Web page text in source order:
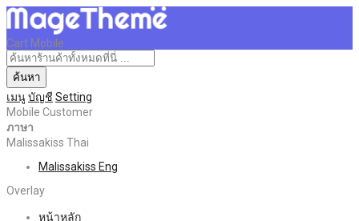
Cart Mobile
ค้นหา
เมนูบัญชี Setting
Mobile Customer
ภาษา
Malissakiss Thai
Malissakiss Eng
Overlay
หน้าหลัก